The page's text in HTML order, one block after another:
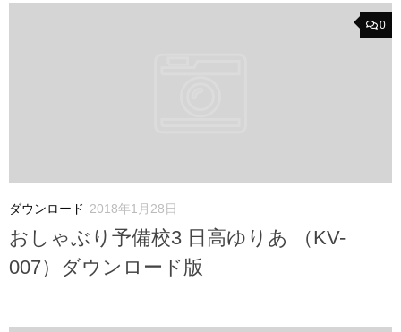
0
ダウンロード 2018年1月28日
おしゃぶり予備校3 日高ゆりあ （KV-
007）ダウンロード版